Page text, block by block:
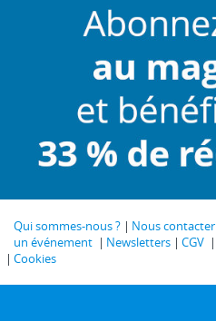
Qui sommes-nous ? Nous contacter
un événement
Newsletters CGV
Cookies